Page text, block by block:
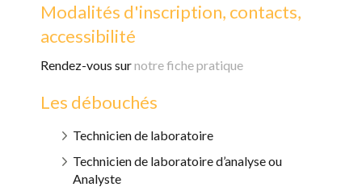
Modalités d'inscription, contacts,
accessibilité
Rendez-vous surnotre fiche pratique
Les débouchés
Technicien de laboratoire
Technicien de laboratoire d’analyse ou
Analyste